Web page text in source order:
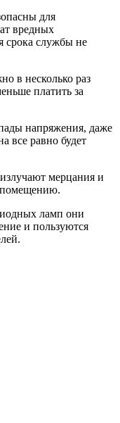
для
вредных
срока службы не
несколько раз
платить за
напряжения, даже
все равно будет
мерцания и
помещению.
ламп они
и пользуются